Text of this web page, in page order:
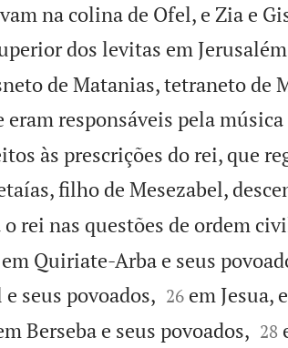
na colina de Ofel, e Zia e
dos levitas em
de Matanias, tetraneto de
eram responsáveis pela
às prescrições do rei, que
filho de Mesezabel,
rei nas questões de ordem
Quiriate-Arba e seus
e seus povoados,
26 em Jesua,
Berseba e seus povoados,
28